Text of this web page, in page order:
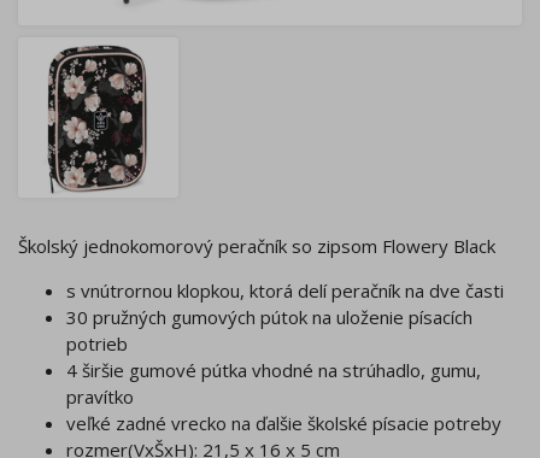
Školský jednokomorový peračník so zipsom Flowery Black
s vnútrornou klopkou, ktorá delí peračník na dve časti
30 pružných gumových pútok na uloženie písacích
potrieb
4 širšie gumové pútka vhodné na strúhadlo, gumu,
pravítko
veľké zadné vrecko na ďalšie školské písacie potreby
rozmer(VxŠxH): 21,5 x 16 x 5 cm